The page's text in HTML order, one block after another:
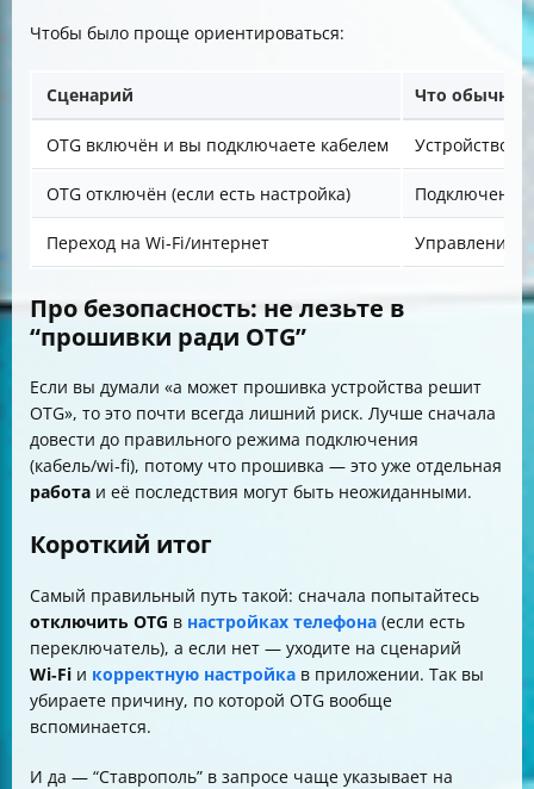
Чтобы было проще ориентироваться:
Сценарий Что обычно
OTG включён и вы подключаете кабелем Устройство
OTG отключён (если есть настройка) Подключение
Переход на Wi‑Fi/интернет Управление
Про безопасность: не лезьте в
“прошивки ради OTG”
Если вы думали «а может прошивка устройства решит
OTG», то это почти всегда лишний риск. Лучше сначала
довести до правильного режима подключения
(кабель/wi‑fi), потому что прошивка — это уже отдельная
работа и её последствия могут быть неожиданными.
Короткий итог
Самый правильный путь такой: сначала попытайтесь
отключить OTG в настройках телефона (если есть
переключатель), а если нет — уходите на сценарий
Wi‑Fi и корректную настройка в приложении. Так вы
убираете причину, по которой OTG вообще
вспоминается.
И да — “Ставрополь” в запросе чаще указывает на